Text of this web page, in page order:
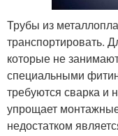
Трубы из
транспортировать.
которые не
специальными
требуются сварка и
упрощает
недостатком